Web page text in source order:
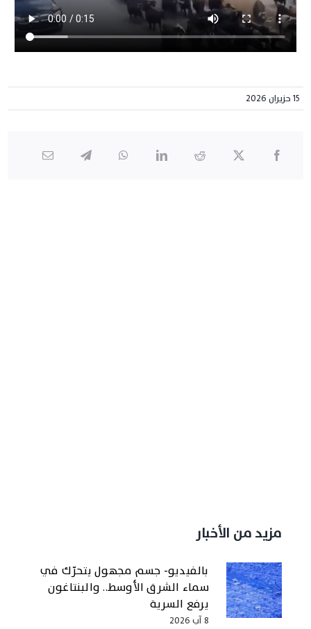
15 حزيران 2026
مزيد من الأخبار
بالفيديو- جسم مجهول يتحرّك في
سماء الشرق الأوسط.. والبنتاغون
يرفع السرية
8 آب 2026